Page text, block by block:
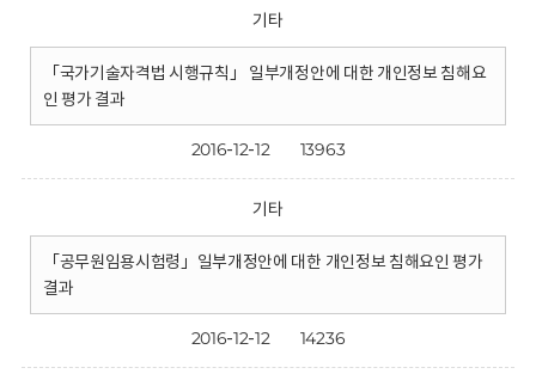
기타
「국가기술자격법 시행규칙」 일부개정안에 대한 개인정보 침해요
인 평가 결과
2016-12-12 13963
기타
「공무원임용시험령」일부개정안에 대한 개인정보 침해요인 평가
결과
2016-12-12 14236